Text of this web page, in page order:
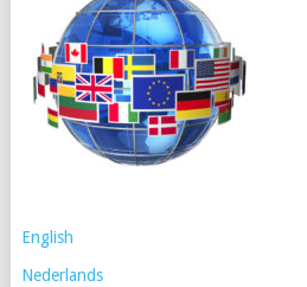
English
Nederlands